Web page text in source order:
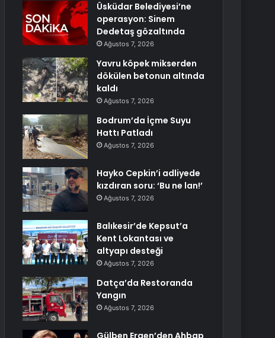
Üsküdar Belediyesi’ne
operasyon: Sinem
Dedetaş gözaltında
Ağustos 7, 2026
Yavru köpek mikserden
dökülen betonun altında
kaldı
Ağustos 7, 2026
Bodrum’da İçme Suyu
Hattı Patladı
Ağustos 7, 2026
Hayko Cepkin’i adliyede
kızdıran soru: ‘Bu ne lan!’
Ağustos 7, 2026
Balıkesir’de Kepsut’a
Kent Lokantası ve
altyapı desteği
Ağustos 7, 2026
Datça’da Restoranda
Yangın
Ağustos 7, 2026
Gülben Ergen’den Ahbap